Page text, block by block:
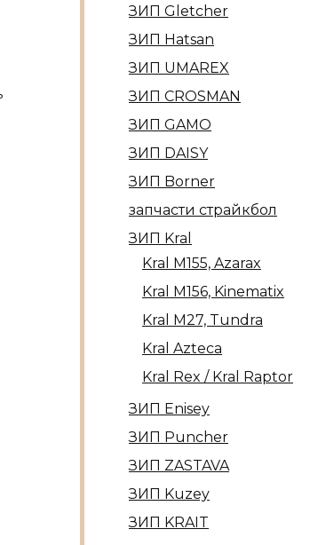
ЗИП Gletcher
ЗИП Hatsan
ЗИП UMAREX
ЗИП CROSMAN
ЗИП GAMO
ЗИП DAISY
ЗИП Borner
запчасти страйкбол
ЗИП Kral
Kral М155, Azarax
Kral М156, Kinematix
Kral М27, Tundra
Kral Azteca
Kral Rex / Kral Raptor
ЗИП Enisey
ЗИП Puncher
ЗИП ZASTAVA
ЗИП Kuzey
ЗИП KRAIT